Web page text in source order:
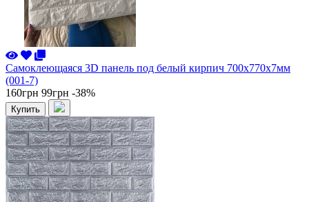
Самоклеющаяся 3D панель под белый кирпич 700x770x7мм
(001-7)
160грн 99грн -38%
Купить